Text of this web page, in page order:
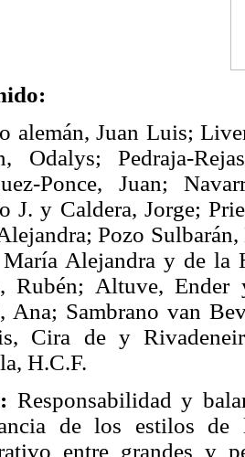
alemán, Juan Luis;
Odalys; Pedraja-
Ponce, Juan;
J. y Caldera, Jorge;
Pozo
María Alejandra y de la
Rubén; Altuve,
Ana; Sambrano van
Cira de y
H.C.F.
Responsabilidad y
de los estilos de
entre grandes y